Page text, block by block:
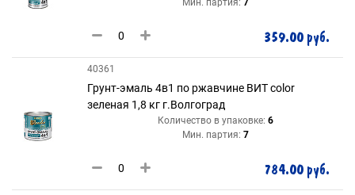
Мин. партия: 7
359.00 руб.
40361
Грунт-эмаль 4в1 по ржавчине ВИТ color
зеленая 1,8 кг г.Волгоград
Количество в упаковке: 6
Мин. партия: 7
784.00 руб.